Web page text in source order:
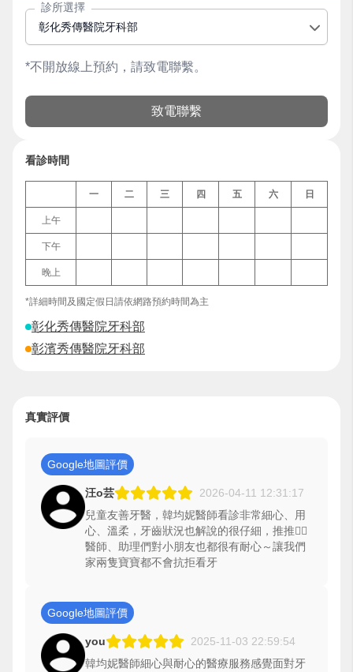
看診時間
一 二 三 四 五 六 日
上午
下午
晚上
*詳細時間及國定假日請依網路預約時間為主
彰化秀傳醫院牙科部
彰濱秀傳醫院牙科部
診所選擇
彰化秀傳醫院牙科部
*不開放線上預約，請致電聯繫。
致電聯繫
真實評價
Google地圖評價
汪o芸
2026-04-11 12:31:17
兒童友善牙醫，韓均妮醫師看診非常細心、用
心、溫柔，牙齒狀況也解說的很仔細，推推👍🏻
醫師、助理們對小朋友也都很有耐心～讓我們
家兩隻寶寶都不會抗拒看牙
Google地圖評價
you
2025-11-03 22:59:54
韓均妮醫師細心與耐心的醫療服務感覺面對牙